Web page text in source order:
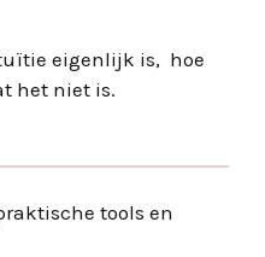
ïtie eigenlijk is, hoe
het niet is.
tools en